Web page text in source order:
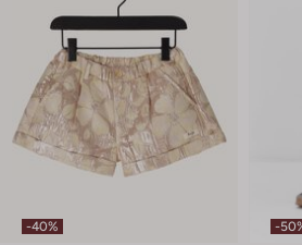
-40% -